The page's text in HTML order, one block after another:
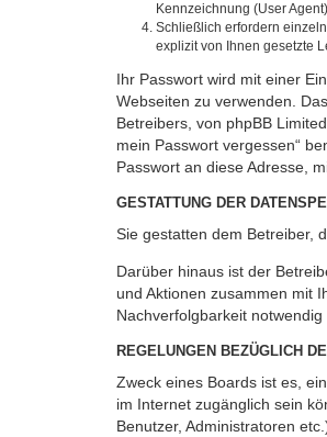
Kennzeichnung (User
Schließlich erfordern
explizit von Ihnen gesetzte
Ihr Passwort wird mit einer
Webseiten zu verwenden.
Betreibers, von phpBB
mein Passwort vergessen“
Passwort an diese Adresse,
GESTATTUNG DER
Sie gestatten dem Betreiber,
Darüber hinaus ist der
und Aktionen zusammen mit
Nachverfolgbarkeit notwendig
REGELUNGEN BEZÜGLICH
Zweck eines Boards ist es,
im Internet zugänglich sein
Benutzer, Administratoren